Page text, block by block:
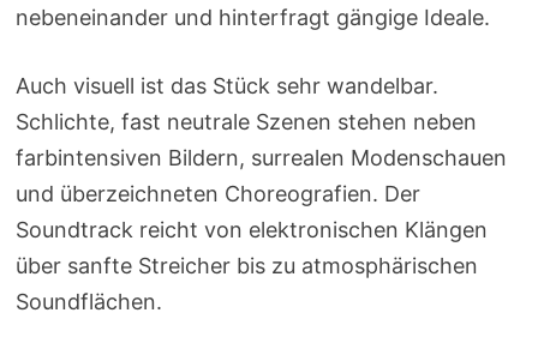
nebeneinander und hinterfragt gängige Ideale.
Auch visuell ist das Stück sehr wandelbar.
Schlichte, fast neutrale Szenen stehen neben
farbintensiven Bildern, surrealen Modenschauen
und überzeichneten Choreografien. Der
Soundtrack reicht von elektronischen Klängen
über sanfte Streicher bis zu atmosphärischen
Soundflächen.